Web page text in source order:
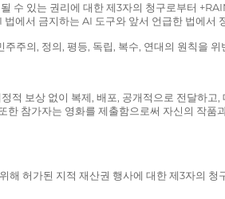
수 있는 권리에 대한 제3자의 청구로부터
에서 금지하는 AI 도구와 앞서 언급한 법에
주의, 정의, 평등, 독립, 복수, 연대의 원칙을 위
적 보상 없이 복제, 배포, 공개적으로 전달하
참가자는 영화를 제출함으로써 자신의 작
허가된 지적 재산권 행사에 대한 제3자의